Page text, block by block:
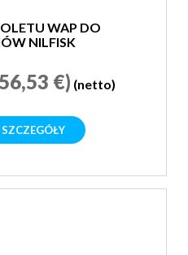
WAP DO
NILFISK
€) (netto)